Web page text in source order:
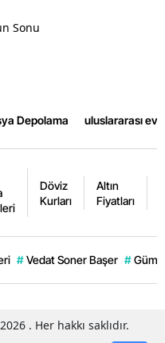
Sonu
Depolama uluslararası
Döviz
Kurları
Altın
Fiyatları
# Vedat Soner Başer #
. Her hakkı saklıdır.